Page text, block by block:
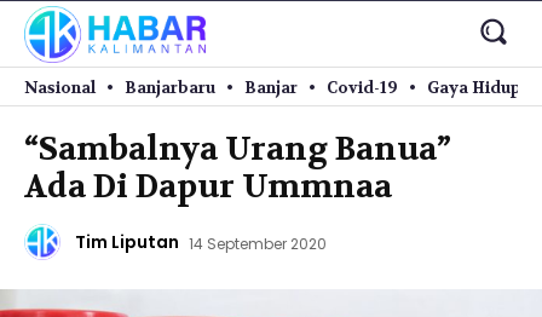
Nasional Banjarbaru Banjar Covid-19 Gaya Hidup
“Sambalnya Urang Banua”
Ada Di Dapur Ummnaa
Tim Liputan 14 September 2020